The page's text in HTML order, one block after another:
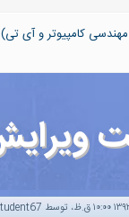
کامپیوتر و آی